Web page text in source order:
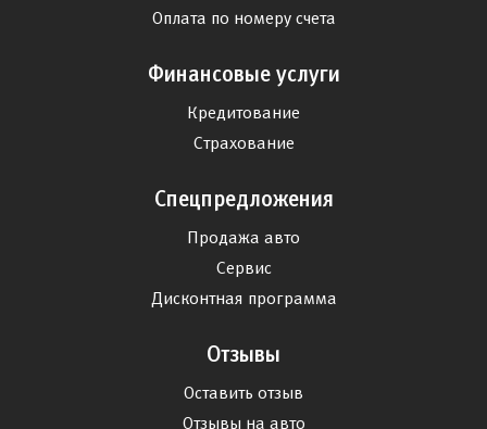
Оплата по номеру счета
Финансовые услуги
Кредитование
Страхование
Спецпредложения
Продажа авто
Сервис
Дисконтная программа
Отзывы
Оставить отзыв
Отзывы на авто